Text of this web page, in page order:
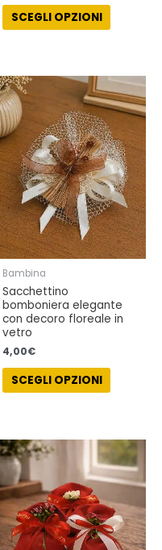
SCEGLI OPZIONI
Bambina
Sacchettino
bomboniera elegante
con decoro floreale in
vetro
4,00€
SCEGLI OPZIONI
Questo
prodotto
più
varianti.
Le
opzioni
possono
essere
scelte
nella
prodotto
Questo
prodotto
ha
più
varianti.
Le